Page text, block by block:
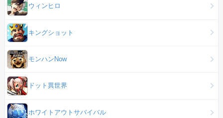
ウィンヒロ
キングショット
モンハンNow
ドット異世界
ホワイトアウトサバイバル